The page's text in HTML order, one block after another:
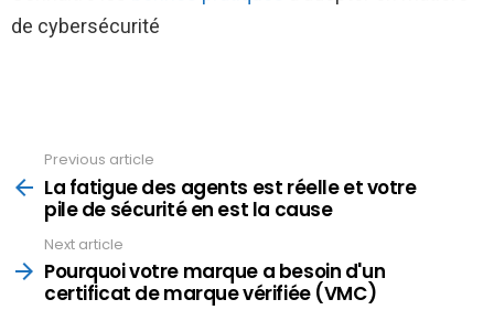
de cybersécurité
more
Previous article
La fatigue des agents est réelle et votre
pile de sécurité en est la cause
Next article
Pourquoi votre marque a besoin d'un
certificat de marque vérifiée (VMC)